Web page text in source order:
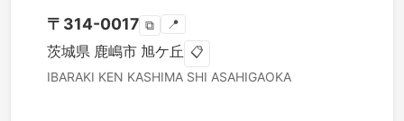
〒 314-0017 ⧉ 📍
茨城県 鹿嶋市 旭ケ丘 📋
IBARAKI KEN KASHIMA SHI ASAHIGAOKA